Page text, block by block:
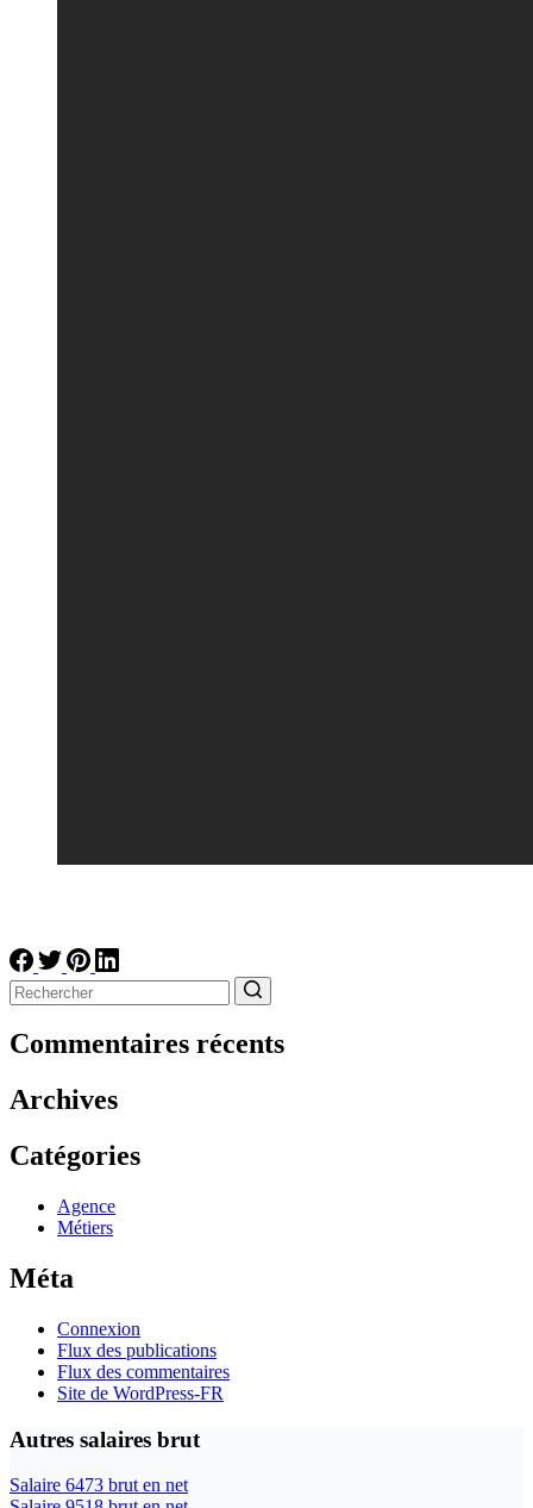
résultat
Commentaires récents
Archives
Catégories
Agence
Métiers
Méta
Connexion
Flux des publications
Flux des commentaires
Site de WordPress-FR
Autres salaires brut
Salaire 6473 brut en net